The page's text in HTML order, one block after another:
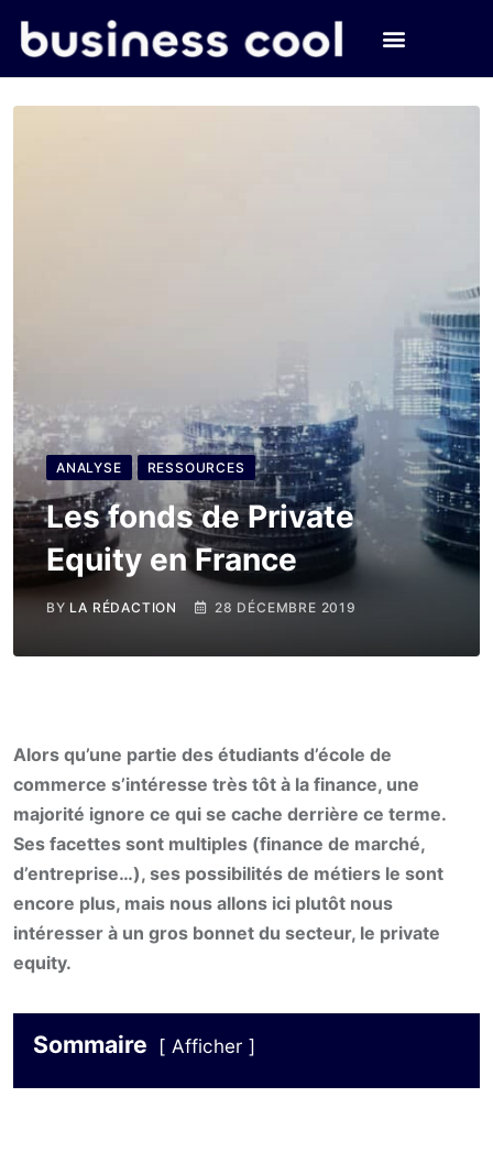
ANALYSE RESSOURCES
Les fonds de Private
Equity en France
BY LA RÉDACTION 28 DÉCEMBRE 2019
Alors qu’une partie des étudiants d’école de
commerce s’intéresse très tôt à la finance, une
majorité ignore ce qui se cache derrière ce terme.
Ses facettes sont multiples (finance de marché,
d’entreprise…), ses possibilités de métiers le sont
encore plus, mais nous allons ici plutôt nous
intéresser à un gros bonnet du secteur, le private
equity.
Sommaire Afficher